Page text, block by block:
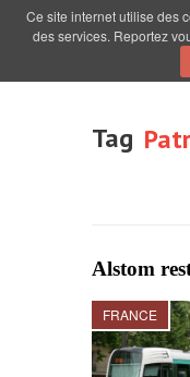
Tag
Alstom
FRANCE
Ce site internet utilise des
des services. Reportez